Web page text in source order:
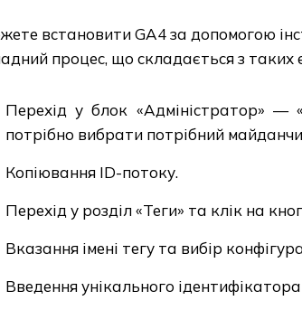
встановити GA4 за допомогою
процес, що складається з таких
Перехід у блок «Адміністратор»
потрібно вибрати потрібний
Копіювання ID-потоку.
Перехід у розділ «Теги» та клік на
Вказання імені тегу та вибір
Введення унікального